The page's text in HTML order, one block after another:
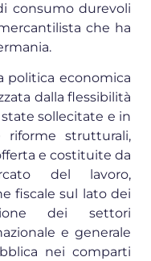
consumo durevoli
che ha
politica economica
dalla flessibilità
sollecitate e in
strutturali,
e costituite da
del lavoro,
fiscale sul lato dei
dei settori
e generale
nei comparti